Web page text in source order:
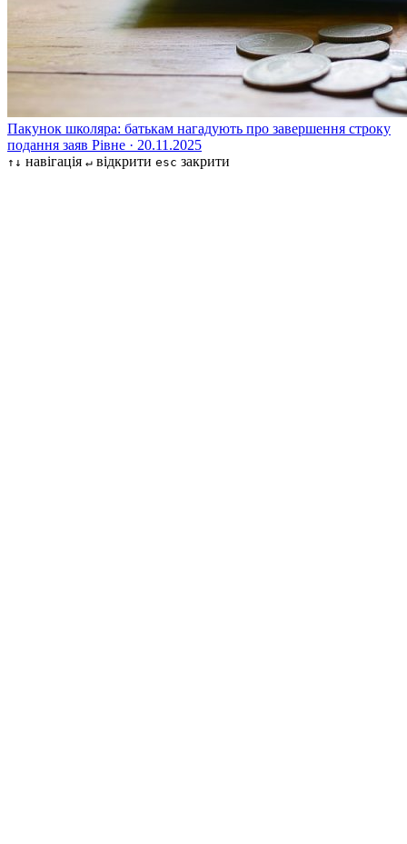
Пакунок школяра: батькам нагадують про завершення строку
подання заяв Рівне · 20.11.2025
↑↓ навігація ↵ відкрити esc закрити